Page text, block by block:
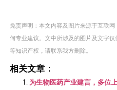
免责声明：本文内容及图片来源于互联
何专业建议。文中所涉及的图片及文字
等知识产权，请联系我方删除。
相关文章：
为生物医药产业建言，多位